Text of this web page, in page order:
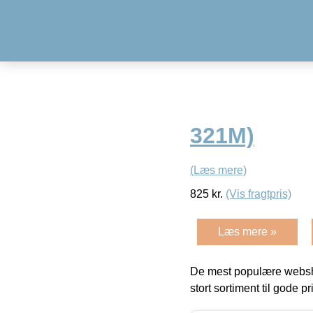
321M)
(Læs mere)
825 kr. (Vis fragtpris)
Læs mere »
De mest populære
stort sortiment til gode